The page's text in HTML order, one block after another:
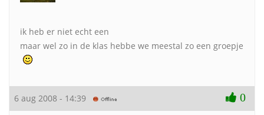
ik heb er niet echt een
maar wel zo in de klas hebbe we meestal zo een groepje
6 aug 2008 - 14:39 0